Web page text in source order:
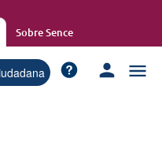
Sobre Sence